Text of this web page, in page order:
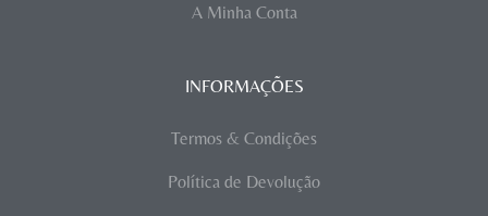
A Minha Conta
INFORMAÇÕES
Termos & Condições
Política de Devolução